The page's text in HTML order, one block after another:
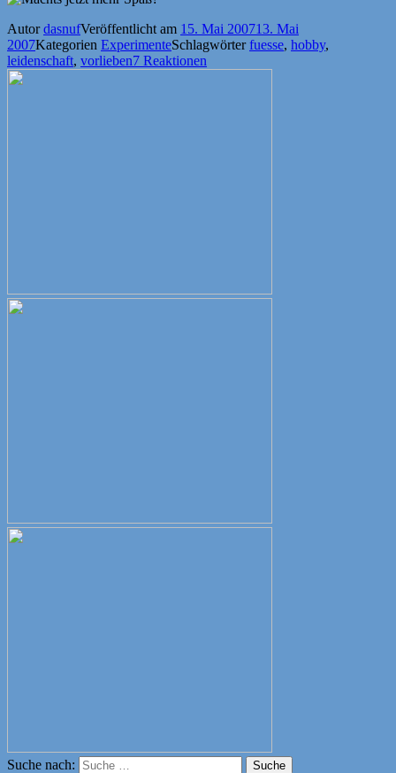
AutordasnufVeröffentlicht am 15. Mai 200713. Mai
2007Kategorien ExperimenteSchlagwörterfuesse, hobby,
leidenschaft, vorlieben7 Reaktionen
Suche nach: Suche